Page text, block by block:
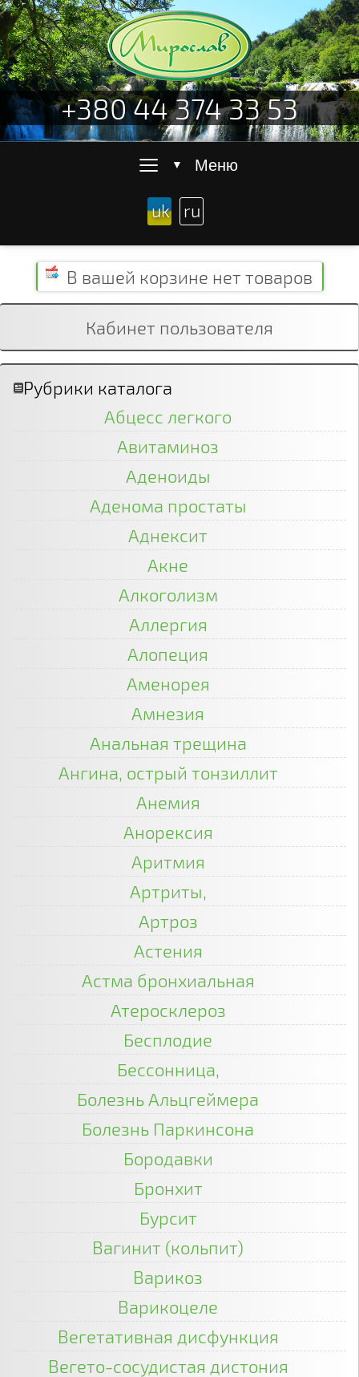
+380 44 374 33 53
≡ ▼ Меню
uk ru
В вашей корзине нет товаров
Кабинет пользователя
Рубрики каталога
Абцесс легкого
Авитаминоз
Аденоиды
Аденома простаты
Аднексит
Акне
Алкоголизм
Аллергия
Алопеция
Аменорея
Амнезия
Анальная трещина
Ангина, острый тонзиллит
Анемия
Анорексия
Аритмия
Артриты,
Артроз
Астения
Астма бронхиальная
Атеросклероз
Бесплодие
Бессонница,
Болезнь Альцгеймера
Болезнь Паркинсона
Бородавки
Бронхит
Бурсит
Вагинит (кольпит)
Варикоз
Варикоцеле
Вегетативная дисфункция
Вегето-сосудистая дистония